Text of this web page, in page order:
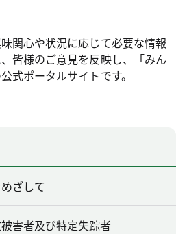
関心や状況に応じて必要な情報
皆様のご意見を反映し、「みん
式ポータルサイトです。
ざして
害者及び特定失踪者